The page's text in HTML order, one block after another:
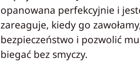
opanowana perfekcyjnie i
zareaguje, kiedy go
bezpieczeństwo i pozwolić
biegać bez smyczy.